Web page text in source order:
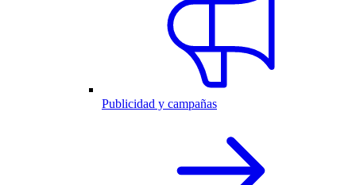
Publicidad y campañas